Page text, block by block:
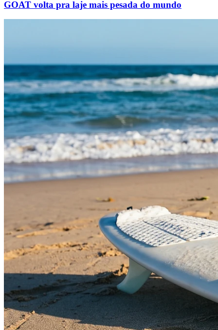
GOAT volta pra laje mais pesada do mundo